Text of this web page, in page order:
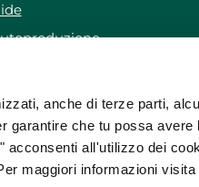
anche di terze parti,
garantire che tu possa
acconsenti all'utilizzo dei
maggiori informazioni